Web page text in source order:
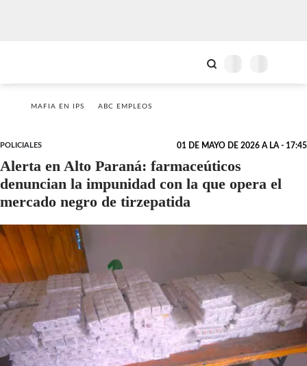
MAFIA EN IPS ABC EMPLEOS
POLICIALES 01 DE MAYO DE 2026 A LA - 17:45
Alerta en Alto Paraná: farmaceúticos
denuncian la impunidad con la que opera el
mercado negro de tirzepatida